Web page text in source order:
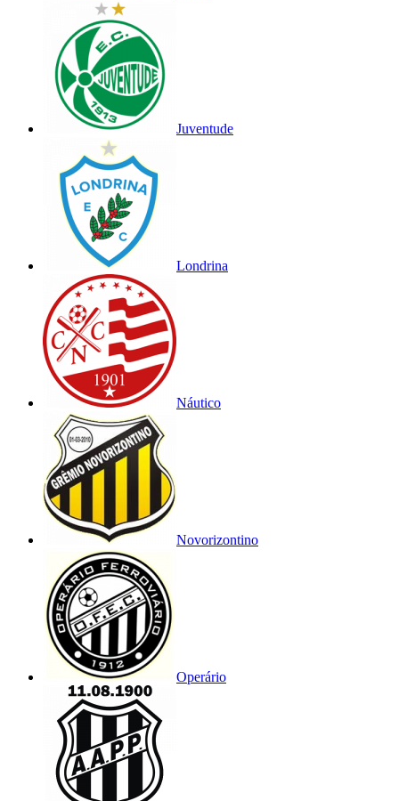
Juventude
Londrina
Náutico
Novorizontino
Operário